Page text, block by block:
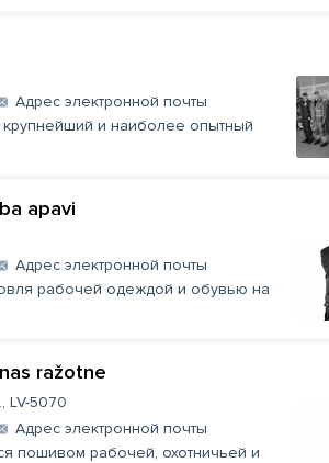
Aдрес электронной почты
и наиболее опытный
apavi
Aдрес электронной почты
рабочей одеждой и обувью на
ražotne
LV-5070
Aдрес электронной почты
пошивом рабочей, охотничьей и